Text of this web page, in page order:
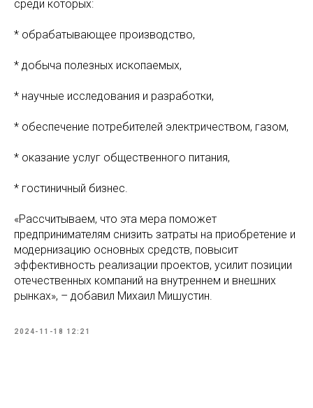
среди которых:
* обрабатывающее производство,
* добыча полезных ископаемых,
* научные исследования и разработки,
* обеспечение потребителей электричеством, газом,
* оказание услуг общественного питания,
* гостиничный бизнес.
«Рассчитываем, что эта мера поможет
предпринимателям снизить затраты на приобретение и
модернизацию основных средств, повысит
эффективность реализации проектов, усилит позиции
отечественных компаний на внутреннем и внешних
рынках», – добавил Михаил Мишустин.
2024-11-18 12:21